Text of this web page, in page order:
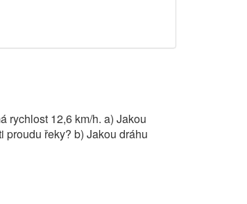
rychlost 12,6 km/h. a) Jakou
proudu řeky? b) Jakou dráhu